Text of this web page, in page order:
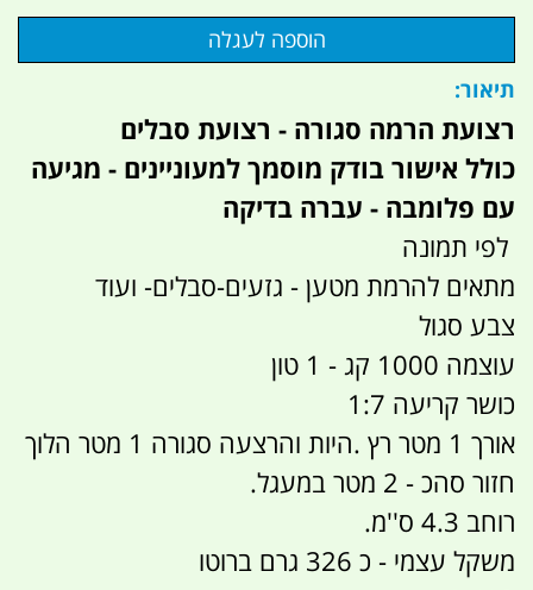
תיאור:
רצועת הרמה סגורה - רצועת סבלים
כולל אישור בודק מוסמך למעוניינים - מגיעה
עם פלומבה - עברה בדיקה
לפי תמונה
מתאים להרמת מטען - גזעים-סבלים- ועוד
צבע סגול
עוצמה 1000 קג - 1 טון
כושר קריעה 1:7
אורך 1 מטר רץ .היות והרצעה סגורה 1 מטר הלוך
חזור סהכ - 2 מטר במעגל.
רוחב 4.3 ס''מ.
משקל עצמי - כ 326 גרם ברוטו